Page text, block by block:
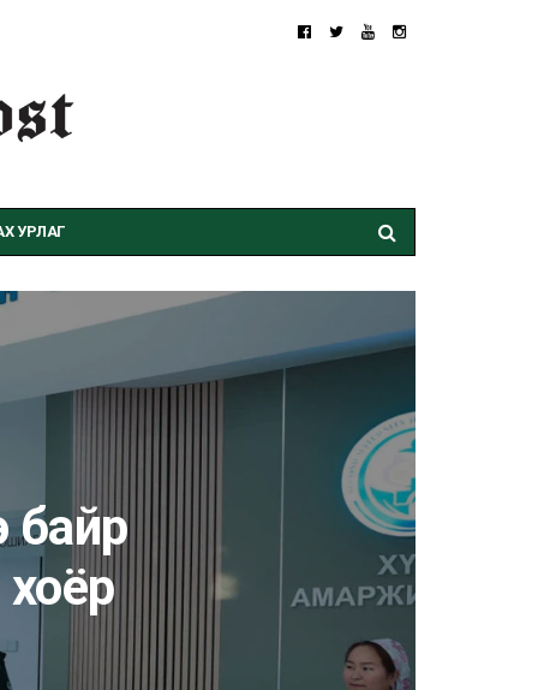
УРЛАГ
байр